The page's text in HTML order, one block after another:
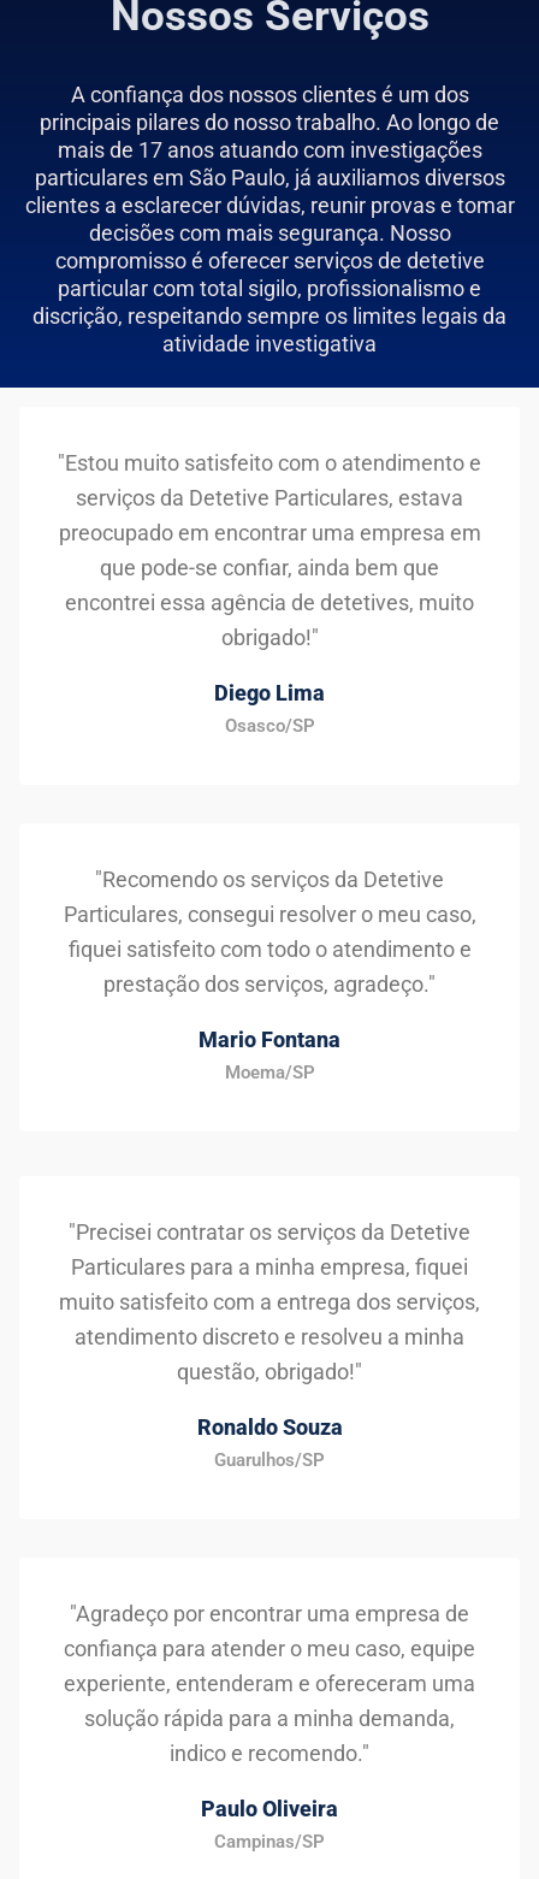
Nossos Serviços
A confiança dos nossos clientes é um dos
principais pilares do nosso trabalho. Ao longo de
mais de 17 anos atuando com investigações
particulares em São Paulo, já auxiliamos diversos
clientes a esclarecer dúvidas, reunir provas e tomar
decisões com mais segurança. Nosso
compromisso é oferecer serviços de detetive
particular com total sigilo, profissionalismo e
discrição, respeitando sempre os limites legais da
atividade investigativa
"Estou muito satisfeito com o atendimento e
serviços da Detetive Particulares, estava
preocupado em encontrar uma empresa em
que pode-se confiar, ainda bem que
encontrei essa agência de detetives, muito
obrigado!"
Diego Lima
Osasco/SP
"Recomendo os serviços da Detetive
Particulares, consegui resolver o meu caso,
fiquei satisfeito com todo o atendimento e
prestação dos serviços, agradeço."
Mario Fontana
Moema/SP
"Precisei contratar os serviços da Detetive
Particulares para a minha empresa, fiquei
muito satisfeito com a entrega dos serviços,
atendimento discreto e resolveu a minha
questão, obrigado!"
Ronaldo Souza
Guarulhos/SP
"Agradeço por encontrar uma empresa de
confiança para atender o meu caso, equipe
experiente, entenderam e ofereceram uma
solução rápida para a minha demanda,
indico e recomendo."
Paulo Oliveira
Campinas/SP